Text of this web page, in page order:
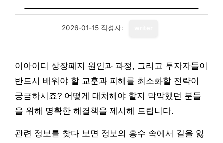
2026-01-15 작성자:
이아이디 상장폐지 원인과 과정, 그리고 투자자들이
반드시 배워야 할 교훈과 피해를 최소화할 전략이
궁금하시죠? 어떻게 대처해야 할지 막막했던 분들
을 위해 명확한 해결책을 제시해 드립니다.
관련 정보를 찾다 보면 정보의 홍수 속에서 길을 잃